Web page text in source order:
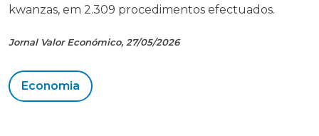
kwanzas, em 2.309 procedimentos efectuados.
Jornal Valor Económico, 27/05/2026
Economia